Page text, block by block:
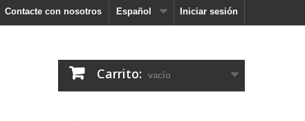
Iniciar sesión
Español
Contacte con nosotros
Carrito: vacío